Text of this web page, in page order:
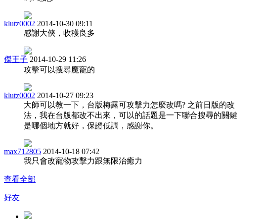
klutz0002 2014-10-30 09:11
感謝大俠，收穫良多
傑王子 2014-10-29 11:26
攻擊可以搜尋魔寵的
klutz0002 2014-10-27 09:23
大師可以教一下，台版梅露可攻擊力怎麼改嗎? 之前日版的改
法，我在台版都改不出來，可以的話題是一下聯合搜尋的關鍵
是哪個地方就好，保證低調，感謝你。
max712805 2014-10-18 07:42
我只會改寵物攻擊力跟無限治癒力
查看全部
好友